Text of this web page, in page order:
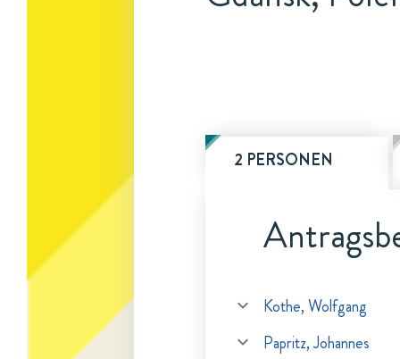
2 PERSONEN
Kothe, Wolfgang
Papritz, Johannes